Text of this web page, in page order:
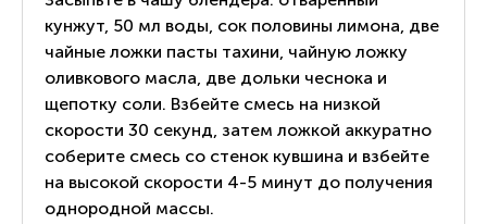
кунжут, 50 мл воды, сок половины лимона, две
чайные ложки пасты тахини, чайную ложку
оливкового масла, две дольки чеснока и
щепотку соли. Взбейте смесь на низкой
скорости 30 секунд, затем ложкой аккуратно
соберите смесь со стенок кувшина и взбейте
на высокой скорости 4-5 минут до получения
однородной массы.